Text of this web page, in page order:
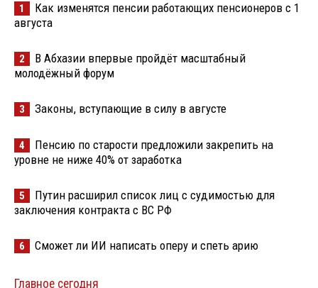
1
Как изменятся пенсии работающих пенсионеров с 1
августа
2
В Абхазии впервые пройдёт масштабный
молодёжный форум
3 Законы, вступающие в силу в августе
4
Пенсию по старости предложили закрепить на
уровне не ниже 40% от заработка
5
Путин расширил список лиц с судимостью для
заключения контракта с ВС РФ
6 Сможет ли ИИ написать оперу и спеть арию
Главное сегодня